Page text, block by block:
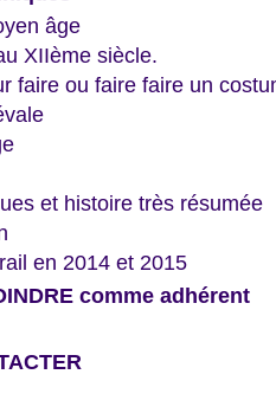
âge
XIIème siècle.
faire ou faire faire un
et histoire très résumée
en 2014 et 2015
comme adhérent